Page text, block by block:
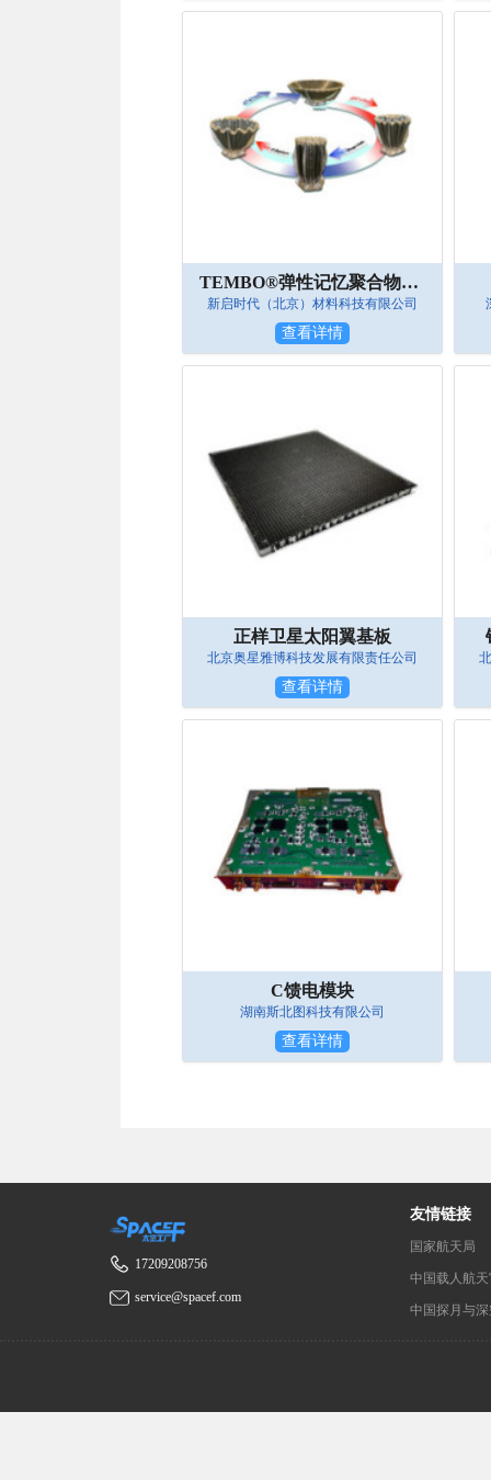
TEMBO®弹性记忆聚合物树脂——用于太空可展开器
新启时代（北京）材料科技有限公司
查看详情
正样卫星太阳翼基板
北京奥星雅博科技发展有限责任公司
查看详情
C馈电模块
湖南斯北图科技有限公司
查看详情
17209208756
service@spacef.com
友情链接
国家航天局
中国载人航
中国探月与